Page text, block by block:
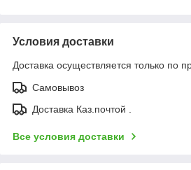
Условия доставки
Доставка осуществляется только по
Самовывоз
Доставка Каз.почтой .
Все условия доставки